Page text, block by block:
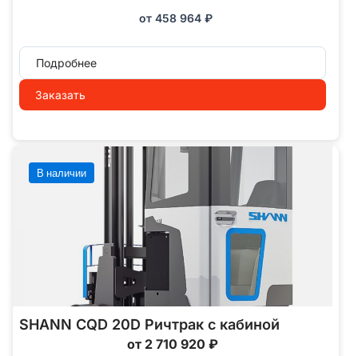
от 458 964 ₽
Подробнее
Заказать
В наличии
SHANN CQD 20D Ричтрак с кабиной
от 2 710 920 ₽